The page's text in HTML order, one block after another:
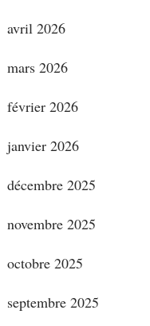
avril 2026
mars 2026
février 2026
janvier 2026
décembre 2025
novembre 2025
octobre 2025
septembre 2025